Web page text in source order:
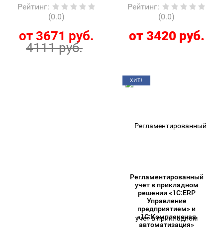
Рейтинг:
(0.0)
от 3671 руб.
4111 руб.
Рейтинг:
(0.0)
от 3420 руб.
ХИТ!
Регламентированный
учет в прикладном
решении «1С:ERP
Управление
предприятием» и
«1С:Комплексная
автоматизация»